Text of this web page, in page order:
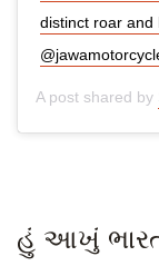
distinct roar and
A post shared by
હું આખું ભારત